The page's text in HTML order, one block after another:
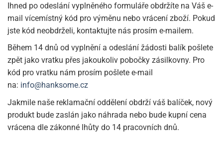
Ihned po odeslání vyplněného formuláře obdržíte na Váš e-
mail vícemístný kód pro výměnu nebo vrácení zboží. Pokud
jste kód neobdrželi, kontaktujte nás prosím e-mailem.
Během 14 dnů od vyplnění a odeslání žádosti balík pošlete
zpět jako vratku přes jakoukoliv pobočky zásilkovny. Pro
kód pro vratku nám prosím pošlete e-mail
na: info@hanksome.cz
Jakmile naše reklamační oddělení obdrží váš balíček, nový
produkt bude zaslán jako náhrada nebo bude kupní cena
vrácena dle zákonné lhůty do 14 pracovních dnů.